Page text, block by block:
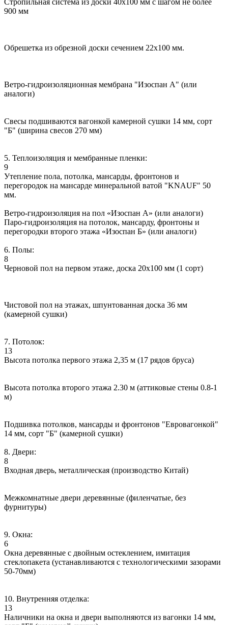
900 мм
Обрешетка из обрезной доски сечением 22х100 мм.
Ветро-гидроизоляционная мембрана "Изоспан А" (или
аналоги)
Свесы подшиваются вагонкой камерной сушки 14 мм, сорт
"Б" (ширина свесов 270 мм)
5. Теплоизоляция и мембранные пленки:
9
Утепление пола, потолка, мансарды, фронтонов и
перегородок на мансарде минеральной ватой "KNAUF" 50
мм.
Ветро-гидроизоляция на пол «Изоспан А» (или аналоги)
Паро-гидроизоляция на потолок, мансарду, фронтоны и
перегородки второго этажа «Изоспан Б» (или аналоги)
6. Полы:
8
Черновой пол на первом этаже, доска 20х100 мм (1 сорт)
Чистовой пол на этажах, шпунтованная доска 36 мм
(камерной сушки)
7. Потолок:
13
Высота потолка первого этажа 2,35 м (17 рядов бруса)
Высота потолка второго этажа 2.30 м (аттиковые стены 0.8-1
м)
Подшивка потолков, мансарды и фронтонов "Евровагонкой"
14 мм, сорт "Б" (камерной сушки)
8. Двери:
8
Входная дверь, металлическая (производство Китай)
Межкомнатные двери деревянные (филенчатые, без
фурнитуры)
9. Окна:
6
Окна деревянные с двойным остеклением, имитация
стеклопакета (устанавливаются с технологическими зазорами
50-70мм)
10. Внутренняя отделка:
13
Наличники на окна и двери выполняются из вагонки 14 мм,